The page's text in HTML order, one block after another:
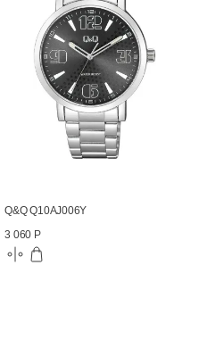
Q&Q Q10AJ006Y
3 060 Р